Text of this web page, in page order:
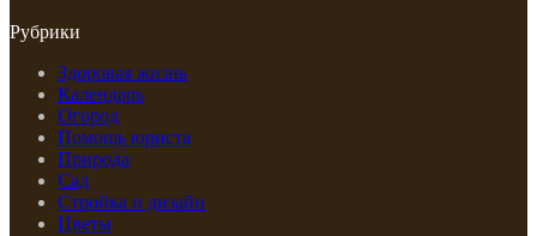
Рубрики
Здоровая жизнь
Календарь
Огород
Помощь юриста
Природа
Сад
Стройка и дизайн
Цветы